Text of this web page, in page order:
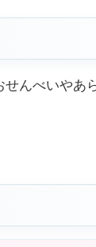
んべいやあ